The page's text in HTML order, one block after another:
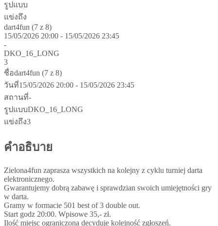
รูปแบบ
แข่งถึง
dart4fun (7 z 8)
15/05/2026 20:00 - 15/05/2026 23:45
-
DKO_16_LONG
3
ชื่อdart4fun (7 z 8)
วันที่15/05/2026 20:00 - 15/05/2026 23:45
สถานที่-
รูปแบบDKO_16_LONG
แข่งถึง3
คำอธิบาย
Zielona4fun zaprasza wszystkich na kolejny z cyklu turniej darta
elektronicznego.
Gwarantujemy dobrą zabawę i sprawdzian swoich umiejętności gry
w darta.
Gramy w formacie 501 best of 3 double out.
Start godz 20:00. Wpisowe 35,- zł.
Ilość miejsc ograniczona decyduje kolejność zgłoszeń.